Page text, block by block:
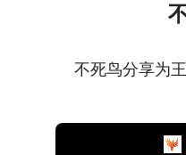
不死鸟分享为